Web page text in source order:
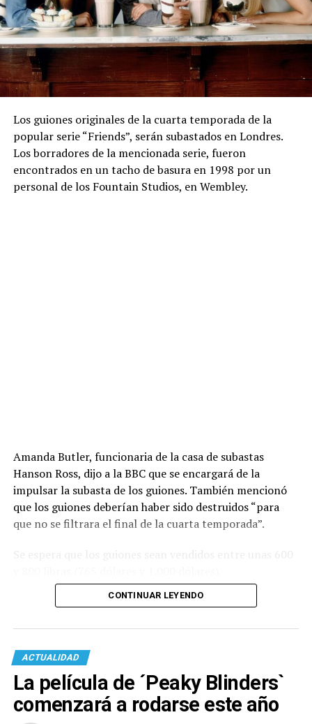
Los guiones originales de la cuarta temporada de la
popular serie “Friends”, serán subastados en Londres.
Los borradores de la mencionada serie, fueron
encontrados en un tacho de basura en 1998 por un
personal de los Fountain Studios, en Wembley.
Amanda Butler, funcionaria de la casa de subastas
Hanson Ross, dijo a la BBC que se encargará de la
impulsar la subasta de los guiones. También mencionó
que los guiones deberían haber sido destruidos “para
que no se filtrara el final de la cuarta temporada”.
CONTINUAR LEYENDO
ACTUALIDAD
La película de ´Peaky Blinders`
comenzará a rodarse este año